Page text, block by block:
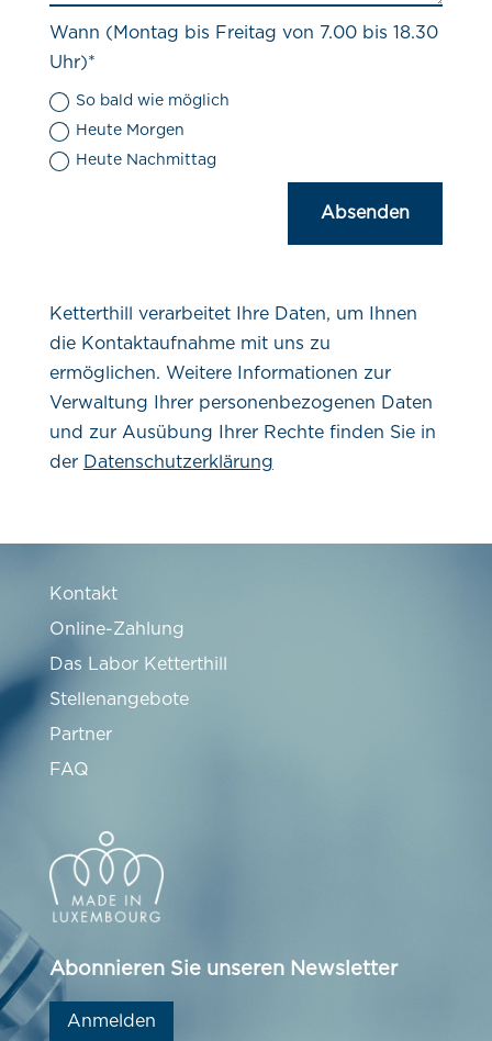
Wann (Montag bis Freitag von 7.00 bis 18.30
Uhr)*
So bald wie möglich
Heute Morgen
Heute Nachmittag
Absenden
Ketterthill verarbeitet Ihre Daten, um Ihnen
die Kontaktaufnahme mit uns zu
ermöglichen. Weitere Informationen zur
Verwaltung Ihrer personenbezogenen Daten
und zur Ausübung Ihrer Rechte finden Sie in
der Datenschutzerklärung
Kontakt
Online-Zahlung
Das Labor Ketterthill
Stellenangebote
Partner
FAQ
Abonnieren Sie unseren Newsletter
Anmelden